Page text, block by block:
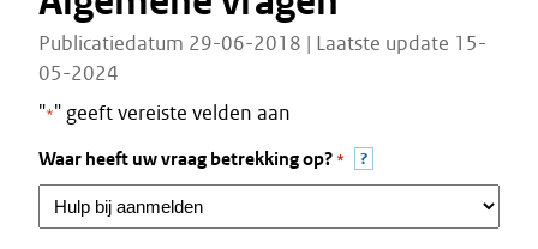
Publicatiedatum 29-06-2018 | Laatste update 15-
05-2024
"*" geeft vereiste velden aan
Waar heeft uw vraag betrekking op? * ?